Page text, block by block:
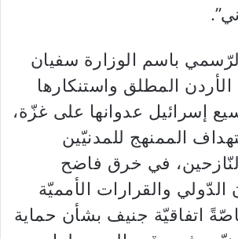
باسم الوزارة سفيان
المطلق واستنكارها
إسرائيل عدوانها على غزّة،
الممنهج للمدنيّين
في خرق فاضح
الدّولي والقرارات الأمميّة
اتفاقيّة جنيف بشأن حماية